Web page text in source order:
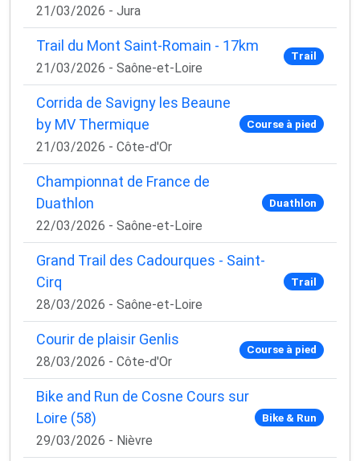
21/03/2026 - Jura
Trail du Mont Saint-Romain - 17km
21/03/2026 - Saône-et-Loire
Trail
Corrida de Savigny les Beaune
by MV Thermique
21/03/2026 - Côte-d'Or
Course à pied
Championnat de France de
Duathlon
22/03/2026 - Saône-et-Loire
Duathlon
Grand Trail des Cadourques - Saint-
Cirq
28/03/2026 - Saône-et-Loire
Trail
Courir de plaisir Genlis
28/03/2026 - Côte-d'Or
Course à pied
Bike and Run de Cosne Cours sur
Loire (58)
29/03/2026 - Nièvre
Bike & Run